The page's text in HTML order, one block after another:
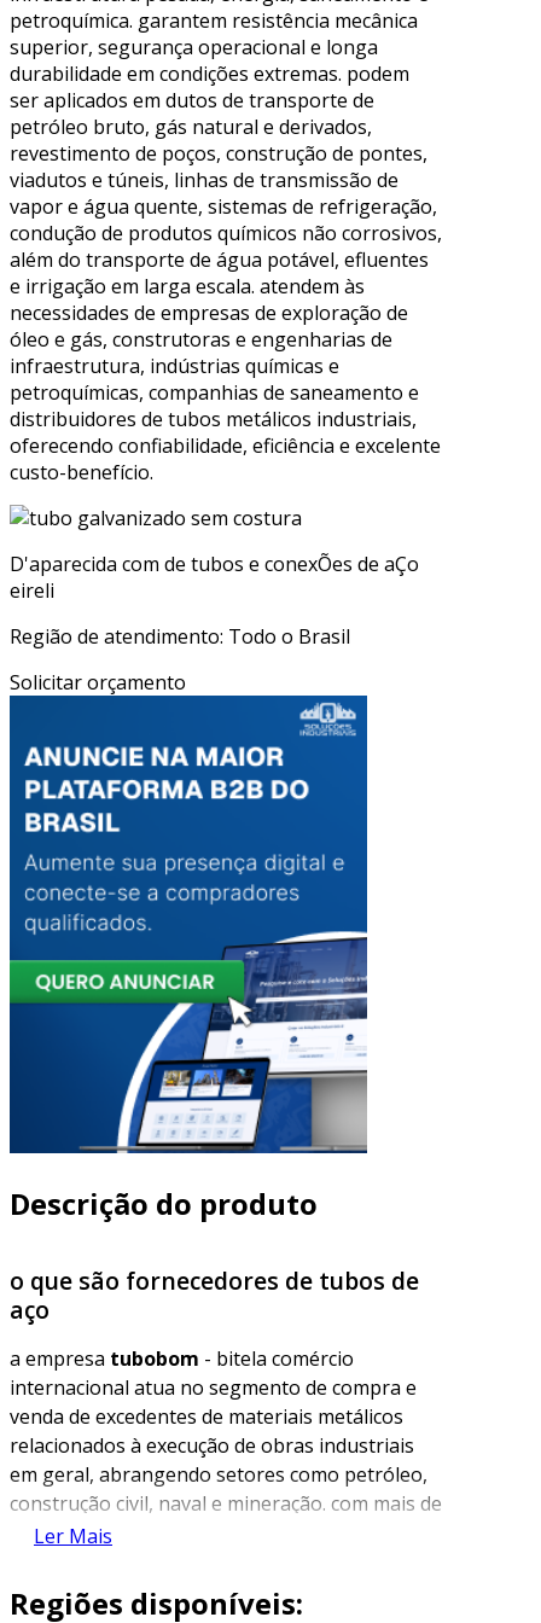
petroquímica. garantem resistência mecânica
superior, segurança operacional e longa
durabilidade em condições extremas. podem
ser aplicados em dutos de transporte de
petróleo bruto, gás natural e derivados,
revestimento de poços, construção de pontes,
viadutos e túneis, linhas de transmissão de
vapor e água quente, sistemas de refrigeração,
condução de produtos químicos não corrosivos,
além do transporte de água potável, efluentes
e irrigação em larga escala. atendem às
necessidades de empresas de exploração de
óleo e gás, construtoras e engenharias de
infraestrutura, indústrias químicas e
petroquímicas, companhias de saneamento e
distribuidores de tubos metálicos industriais,
oferecendo confiabilidade, eficiência e excelente
custo-benefício.
D'aparecida com de tubos e conexÕes de aÇo
eireli
Região de atendimento: Todo o Brasil
Solicitar orçamento
Descrição do produto
o que são fornecedores de tubos de
aço
a empresa tubobom - bitela comércio
internacional atua no segmento de compra e
venda de excedentes de materiais metálicos
relacionados à execução de obras industriais
em geral, abrangendo setores como petróleo,
construção civil, naval e mineração. com mais de
28 anos de experiência, a
usados, em bom estado, de diversas medidas,
Ler Mais
Regiões disponíveis: